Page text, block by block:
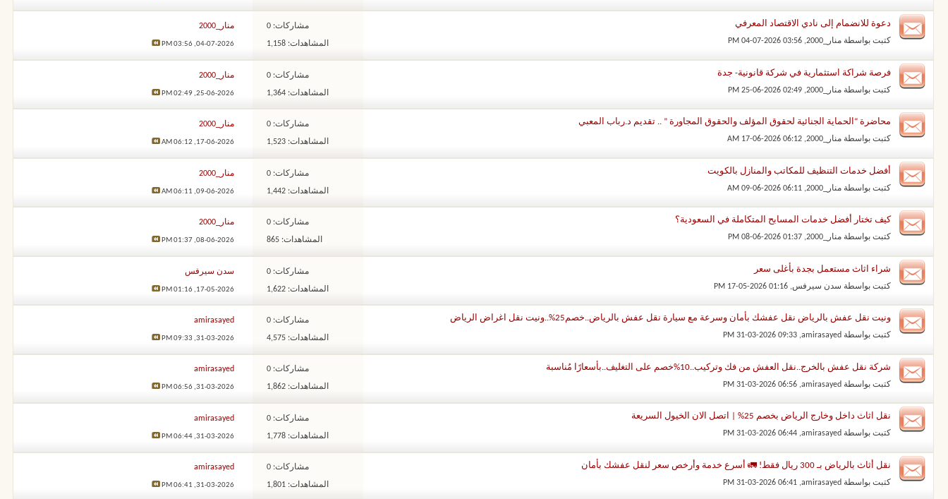
دعوة للانضمام إلى نادي الاقتصاد المعرفي
كتبت بواسطة منار_2000 ‏, 04-07-2026 03:56 PM
مشاركات: 0
المشاهدات: 1,158
منار_2000
04-07-2026,
03:56 PM
فرصة شراكة استثمارية في شركة قانونية- جدة
كتبت بواسطة منار_2000 ‏, 25-06-2026 02:49 PM
مشاركات: 0
المشاهدات: 1,364
منار_2000
25-06-2026,
02:49 PM
محاضرة “الحماية الجنائية لحقوق المؤلف والحقوق المجاورة ” .. تقديم د.رباب المعبي
كتبت بواسطة منار_2000 ‏, 17-06-2026 06:12 AM
مشاركات: 0
المشاهدات: 1,523
منار_2000
17-06-2026,
06:12 AM
أفضل خدمات التنظيف للمكاتب والمنازل بالكويت
كتبت بواسطة منار_2000 ‏, 09-06-2026 06:11 AM
مشاركات: 0
المشاهدات: 1,442
منار_2000
09-06-2026,
06:11 AM
كيف تختار أفضل خدمات المسابح المتكاملة في السعودية؟
كتبت بواسطة منار_2000 ‏, 08-06-2026 01:37 PM
مشاركات: 0
المشاهدات: 865
منار_2000
08-06-2026,
01:37 PM
شراء اثاث مستعمل بجدة بأغلى سعر
كتبت بواسطة سدن سيرفس‏, 17-05-2026 01:16 PM
مشاركات: 0
المشاهدات: 1,622
سدن سيرفس
17-05-2026,
01:16 PM
ونيت نقل عفش بالرياض نقل عفشك بأمان وسرعة مع سيارة نقل عفش بالرياض..خصم25%..ونيت نقل اغراض الرياض
كتبت بواسطة amirasayed
‏, 31-03-2026 09:33 PM
مشاركات: 0
المشاهدات: 4,575
amirasayed
31-03-2026,
09:33 PM
شركة نقل عفش بالخرج..نقل العفش من فك وتركيب..10%خصم على التغليف..بأسعارًا مُناسبة
كتبت بواسطة amirasayed
‏, 31-03-2026 06:56 PM
مشاركات: 0
المشاهدات: 1,862
amirasayed
31-03-2026,
06:56 PM
نقل اثاث داخل وخارج الرياض بخصم 25% | اتصل الان الخيول السريعة
كتبت بواسطة amirasayed
‏, 31-03-2026 06:44 PM
مشاركات: 0
المشاهدات: 1,778
amirasayed
31-03-2026,
06:44 PM
نقل أثاث بالرياض بـ 300 ريال فقط! 🚛 أسرع خدمة وأرخص سعر لنقل عفشك بأمان
كتبت بواسطة amirasayed
‏, 31-03-2026 06:41 PM
مشاركات: 0
المشاهدات: 1,801
amirasayed
31-03-2026,
06:41 PM